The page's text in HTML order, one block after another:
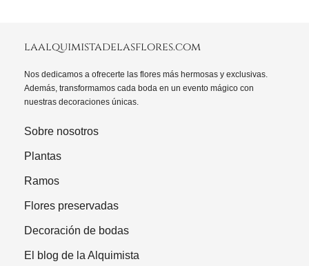
laalquimistadelasflores.com
Nos dedicamos a ofrecerte las flores más hermosas y exclusivas.
Además, transformamos cada boda en un evento mágico con
nuestras decoraciones únicas.
Sobre nosotros
Plantas
Ramos
Flores preservadas
Decoración de bodas
El blog de la Alquimista